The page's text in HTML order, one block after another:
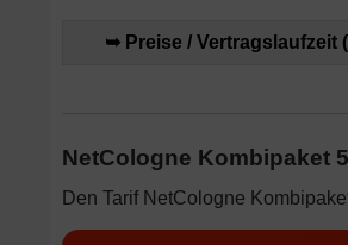
➥ Preise / Vertragslaufzeit
NetCologne Kombipaket
Den Tarif NetCologne